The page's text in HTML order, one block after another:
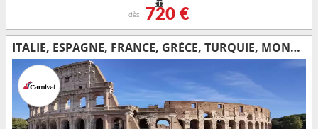
dès 720 €
ITALIE, ESPAGNE, FRANCE, GRÈCE, TURQUIE, MONTÉNÉGRO, MALTE, MAJORQUE